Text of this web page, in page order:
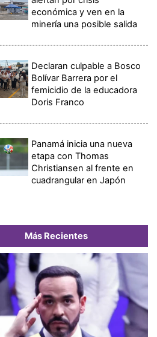
económica y ven en la
minería una posible salida
Declaran culpable a Bosco
Bolívar Barrera por el
femicidio de la educadora
Doris Franco
Panamá inicia una nueva
etapa con Thomas
Christiansen al frente en
cuadrangular en Japón
Más Recientes